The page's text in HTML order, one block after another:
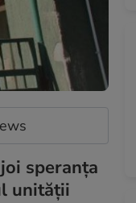
speranța
unității